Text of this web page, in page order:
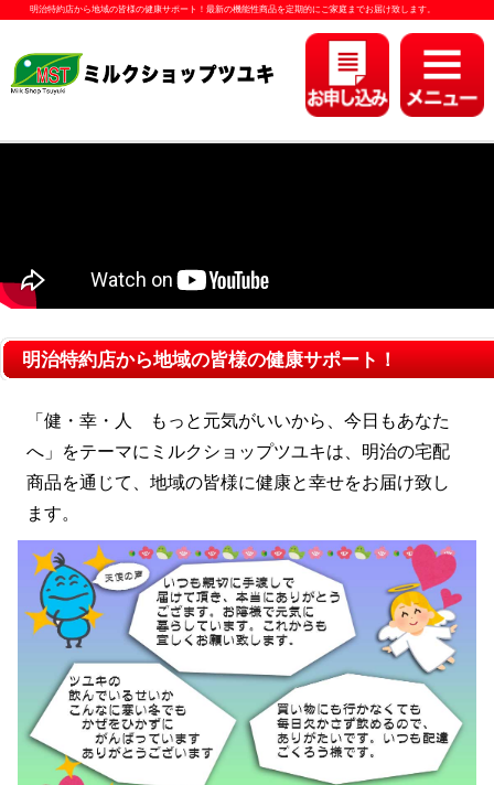
明治特約店から地域の皆様の健康サポート！最新の機能性商品を定期的にご家庭までお届け致します。
明治特約店から地域の皆様の健康サポート！
「健・幸・人 もっと元気がいいから、今日もあなた
へ」をテーマにミルクショップツユキは、明治の宅配
商品を通じて、地域の皆様に健康と幸せをお届け致し
ます。